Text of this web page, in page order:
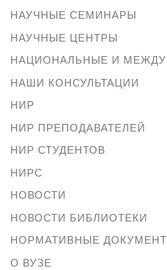
НАУЧНЫЕ СЕМИНАРЫ
НАУЧНЫЕ ЦЕНТРЫ
НАЦИОНАЛЬНЫЕ И
НАШИ КОНСУЛЬТАЦИИ
НИР
НИР ПРЕПОДАВАТЕЛЕЙ
НИР СТУДЕНТОВ
НИРС
НОВОСТИ
НОВОСТИ БИБЛИОТЕКИ
НОРМАТИВНЫЕ
О ВУЗЕ